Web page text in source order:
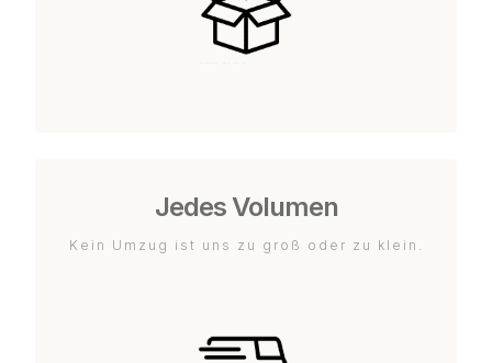
Jedes Volumen
Kein Umzug ist uns zu groß oder zu klein.